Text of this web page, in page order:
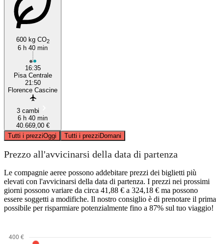
600 kg CO2
6 h 40 min
16:35
Pisa Centrale
21:50
Florence Cascine
3 cambi
6 h 40 min
40.669,00 €
Tutti i prezziOggi Tutti i prezziDomani
Prezzo all'avvicinarsi della data di partenza
Le compagnie aeree possono addebitare prezzi dei biglietti più
elevati con l'avvicinarsi della data di partenza. I prezzi nei prossimi
giorni possono variare da circa 41,88 € a 324,18 € ma possono
essere soggetti a modifiche. Il nostro consiglio è di prenotare il prima
possibile per risparmiare potenzialmente fino a 87% sul tuo viaggio!